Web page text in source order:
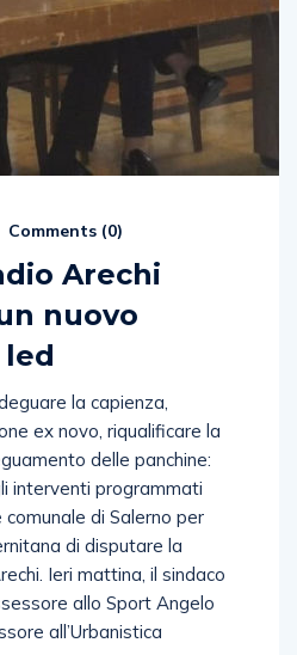
Comments (0)
Arechi
nuovo
la capienza,
ex novo, riqualificare la
delle panchine:
interventi programmati
comunale di Salerno per
di disputare la
Ieri mattina, il sindaco
allo Sport Angelo
all’Urbanistica